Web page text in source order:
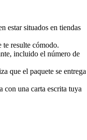
estar situados en tiendas
te resulte cómodo.
incluido el número de
que el paquete se entrega
con una carta escrita tuya